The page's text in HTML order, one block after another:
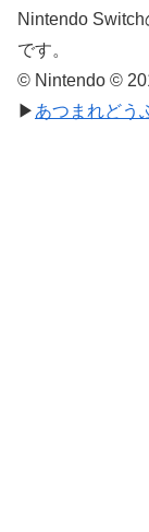
Nintendo
です。
© Nintendo ©
▶ あつまれどう